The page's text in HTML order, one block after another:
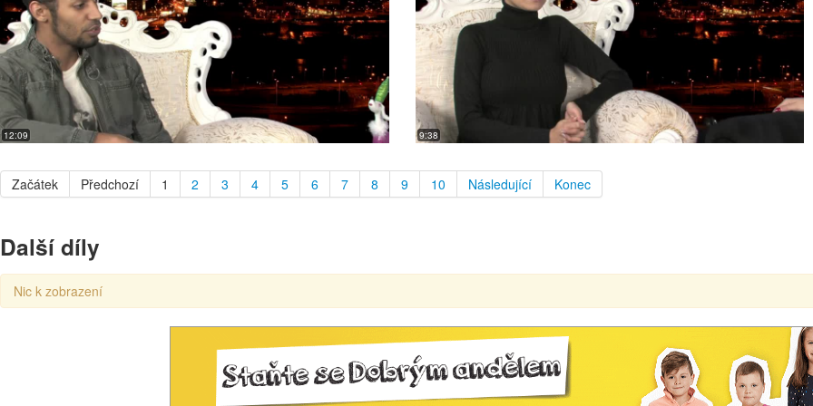
12:09 9:38
Začátek Předchozí 1 2 3 4 5 6 7 8 9 10 Následující Konec
Další díly
Nic k zobrazení